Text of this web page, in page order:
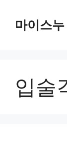
마이스누
입술